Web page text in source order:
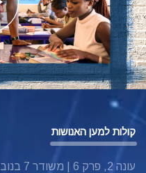
קולות למען האנושות
עונה 2, פרק 6 | משודר 7 בנובמבר 2018